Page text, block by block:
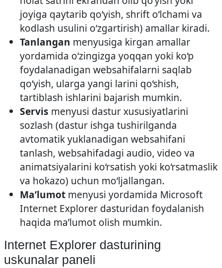
joyiga qaytarib qo‘yish, shrift o‘lchami va
kodlash usulini o‘zgartirish) amallar kiradi.
Tanlangan menyusiga kirgan amallar
yordamida o‘zingizga yoqqan yoki ko‘p
foydalanadigan web­sahifalarni saqlab
qo‘yish, ularga yangi larini qo‘shish,
tartiblash ishlarini bajarish mumkin.
Servis menyusi dastur xususiyatlarini
sozlash (dastur ishga tushirilganda
avtomatik yuklanadigan web­sahifani
tanlash, web­sahifadagi audio, video va
animatsiyalarini ko‘rsatish yoki ko‘rsatmaslik
va hokazo) uchun mo‘ljallangan.
Ma’lumot menyusi yordamida Microsoft
Internet Explorer dasturidan foydalanish
haqida ma’lumot olish mumkin.
Internet Explorer dasturining
uskunalar paneli